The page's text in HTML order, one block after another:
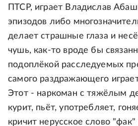
ПТСР, играет Владислав
эпизодов либо
делает страшные глаза и
чушь, как-то вроде бы
подоплёкой расследуемых
самого раздражающего
Этот - наркоман с тяжёлым
курит, пьёт, употребляет,
кричит нерусское слово